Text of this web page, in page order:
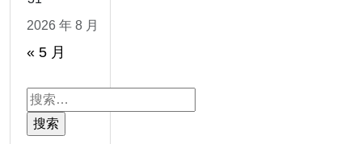
2026 年 8 月
« 5 月
搜
索：